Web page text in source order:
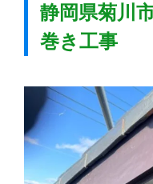
静岡県菊川
巻き工事